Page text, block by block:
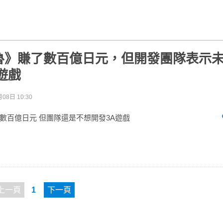
》賺了數百億日元，但開發團隊表示
戲
08日 10:30
百億日元 但團隊還是不想開發3A遊戲
一頁 1 下一頁